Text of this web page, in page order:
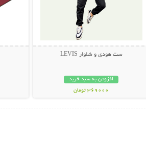
ست هودی و شلوار LEVIS
افزودن به سبد خرید
369000 تومان